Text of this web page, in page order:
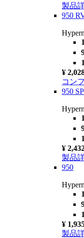
製品
950
¥
コン
950 SP
¥
製品
950
¥
製品